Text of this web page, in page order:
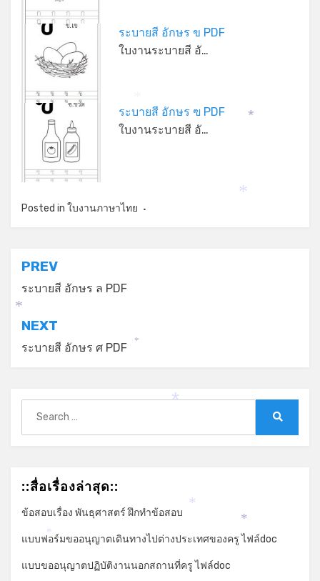
ระบายสี อักษร ข PDF
ใบงานระบายสี อั…
ระบายสี อักษร ฃ PDF
ใบงานระบายสี อั…
Posted in ใบงานภาษาไทย
แนะแนว
เรื่อง
PREV
ระบายสี อักษร ล PDF
NEXT
ระบายสี อักษร ศ PDF
for:
::สื่อเรื่องล่าสุด::
ข้อสอบเรื่อง พันธุศาสตร์ ฝึกทำข้อสอบ
แบบฟอร์มขออนุญาตเดินทางไปต่างประเทศของครู ไฟล์doc
แบบขออนุญาตปฏิบัติงานนอกสถานที่ครู ไฟล์doc
*
*
*